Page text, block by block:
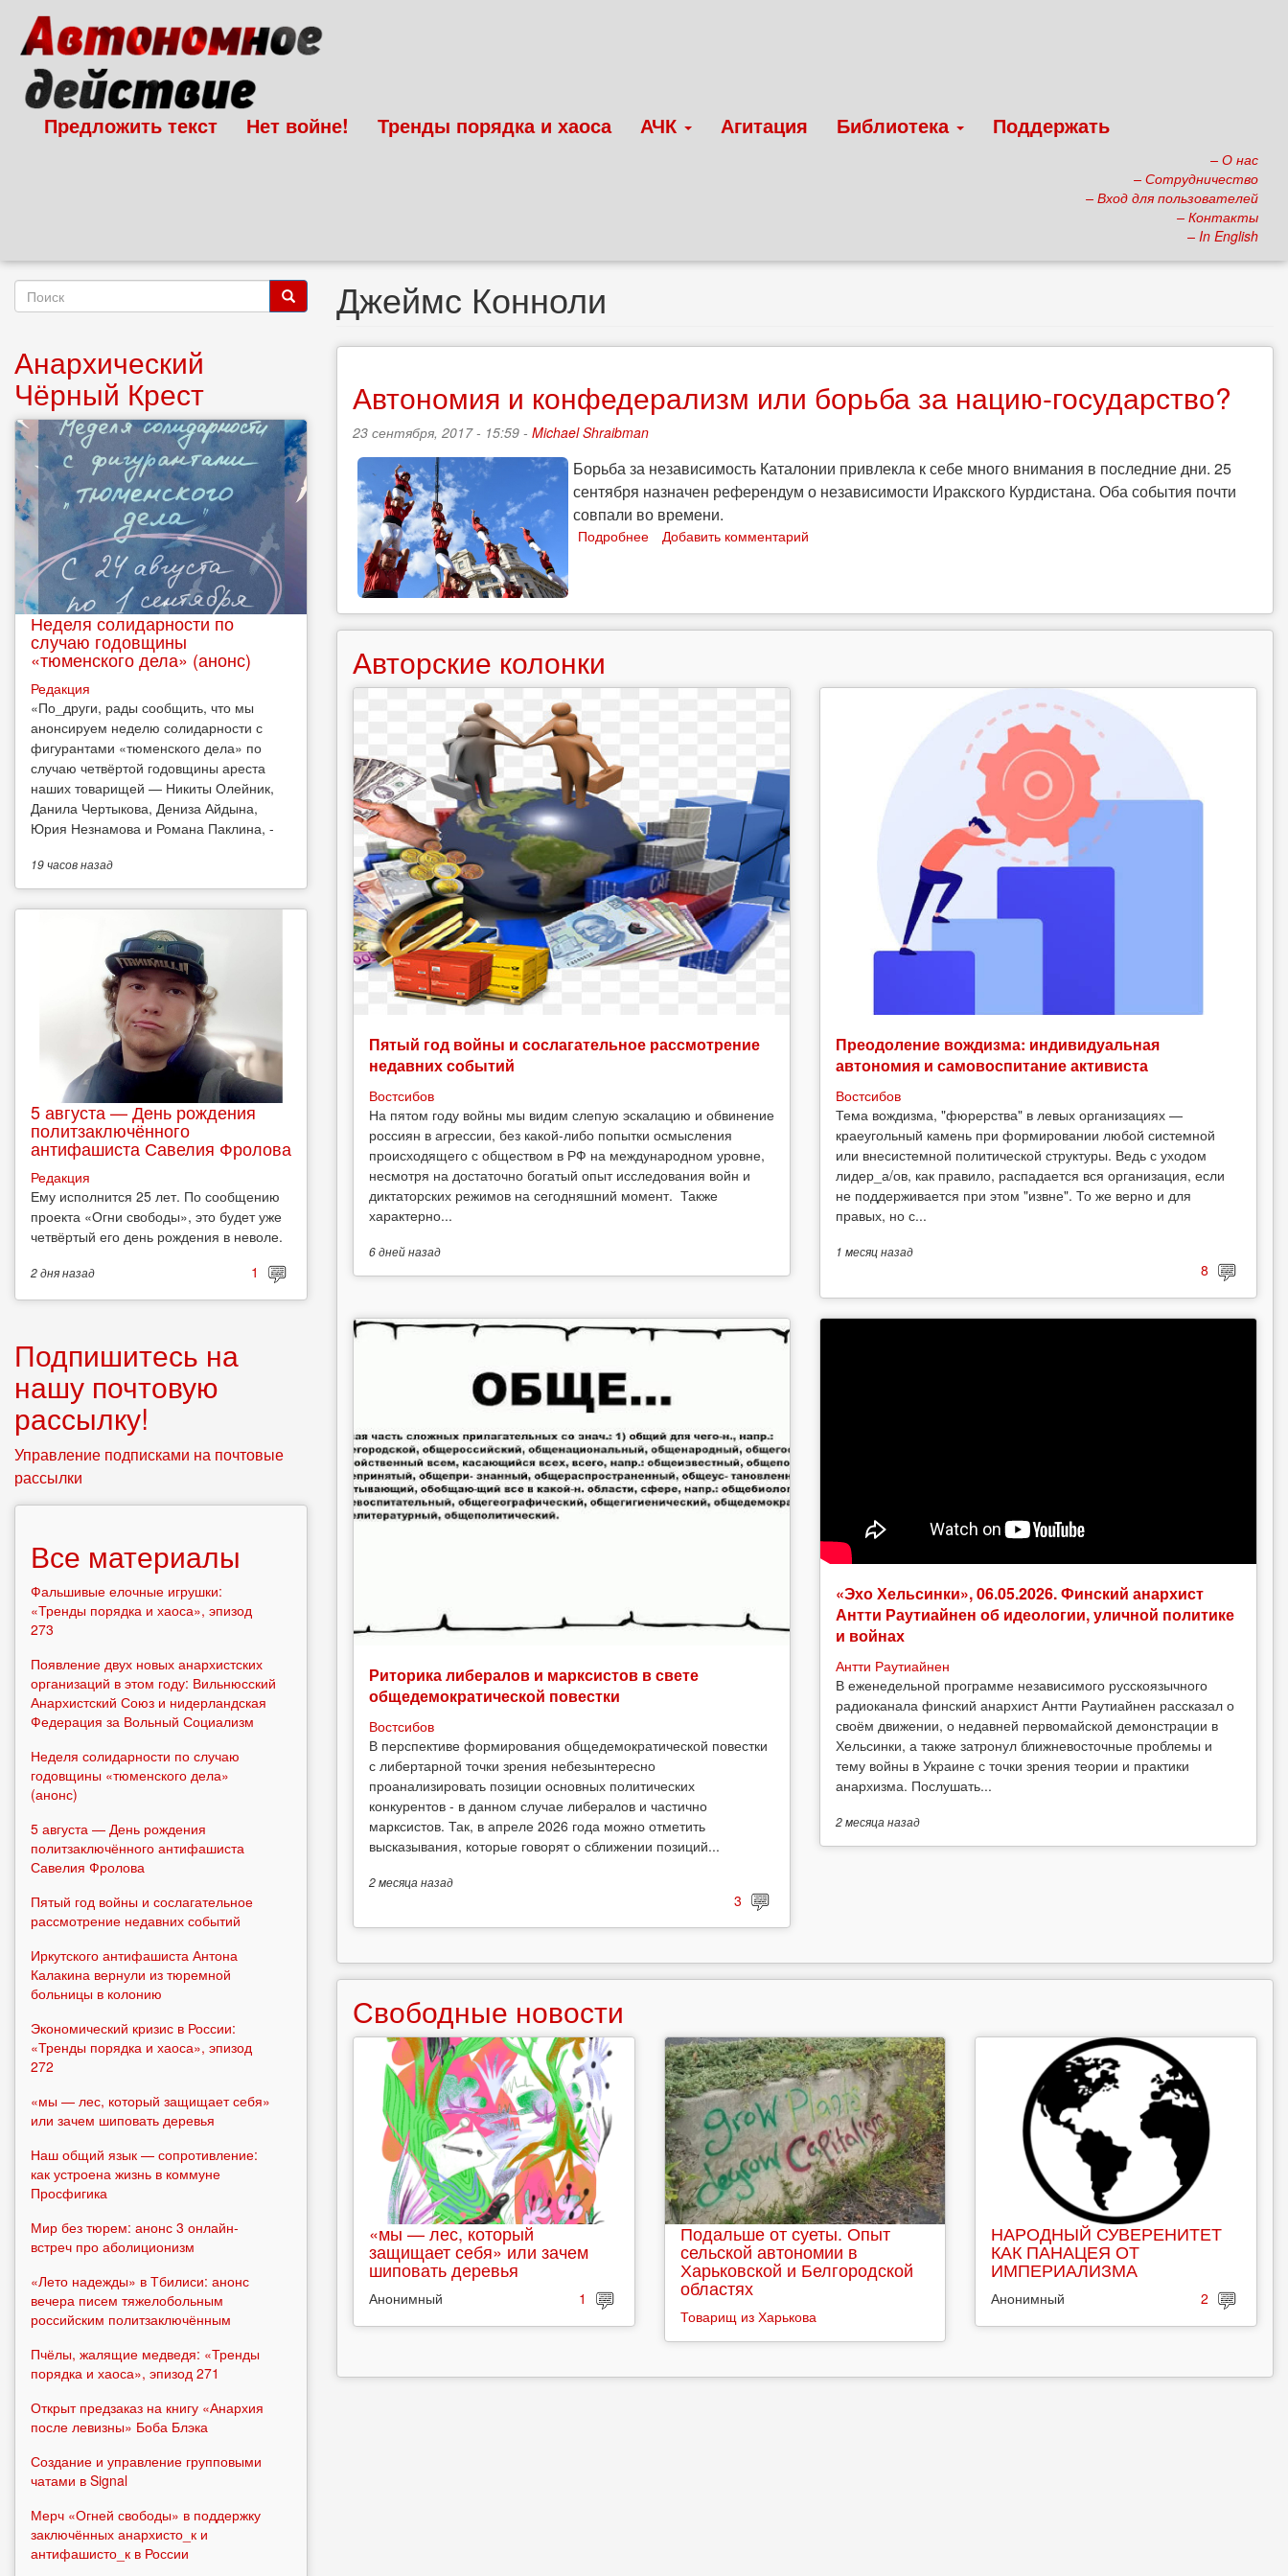
основному
содержанию
Предложить текст Нет войне! Тренды порядка и хаоса АЧК Агитация Библиотека Поддержать
– О нас
– Сотрудничество
– Вход для пользователей
– Контакты
– In English
Джеймс Конноли
Автономия и конфедерализм или борьба за нацию-государство?
23 сентября, 2017 - 15:59 - Michael Shraibman
Борьба за независимость Каталонии привлекла к себе много внимания в последние дни. 25
сентября назначен референдум о независимости Иракского Курдистана. Оба события почти
совпали во времени.
Подробнее
или
борьба
государство?
Добавить комментарий
Авторские колонки
Пятый год войны и сослагательное рассмотрение
недавних событий
Востсибов
На пятом году войны мы видим слепую эскалацию и обвинение
россиян в агрессии, без какой-либо попытки осмысления
происходящего с обществом в РФ на международном уровне,
несмотря на достаточно богатый опыт исследования войн и
диктаторских режимов на сегодняшний момент. Также
характерно...
6 днейназад
Преодоление вождизма: индивидуальная
автономия и самовоспитание активиста
Востсибов
Тема вождизма, "фюрерства" в левых организациях —
краеугольный камень при формировании любой системной
или внесистемной политической структуры. Ведь с уходом
лидер_а/ов, как правило, распадается вся организация, если
не поддерживается при этом "извне". То же верно и для
правых, но с...
1 месяцназад
8
Риторика либералов и марксистов в свете
общедемократической повестки
Востсибов
В перспективе формирования общедемократической повестки
с либертарной точки зрения небезынтересно
проанализировать позиции основных политических
конкурентов - в данном случае либералов и частично
марксистов. Так, в апреле 2026 года можно отметить
высказывания, которые говорят о сближении позиций...
2 месяца назад
3
«Эхо Хельсинки», 06.05.2026. Финский анархист
Антти Раутиайнен об идеологии, уличной политике
и войнах
Антти Раутиайнен
В еженедельной программе независимого русскоязычного
радиоканала финский анархист Антти Раутиайнен рассказал о
своём движении, о недавней первомайской демонстрации в
Хельсинки, а также затронул ближневосточные проблемы и
тему войны в Украине с точки зрения теории и практики
анархизма. Послушать...
2 месяца назад
Свободные новости
«мы — лес, который
защищает себя» или зачем
шиповать деревья
Анонимный 1
Подальше от суеты. Опыт
сельской автономии в
Харьковской и Белгородской
областях
Товарищ из Харькова
НАРОДНЫЙ СУВЕРЕНИТЕТ
КАК ПАНАЦЕЯ ОТ
ИМПЕРИАЛИЗМА
Анонимный 2
Форма
Анархический
Чёрный Крест
Неделя солидарности по
случаю годовщины
«тюменского дела» (анонс)
Редакция
​«По_други, рады сообщить, что мы
анонсируем неделю солидарности с
фигурантами «тюменского дела» по
случаю четвёртой годовщины ареста
наших товарищей — Никиты Олейник,
Данила Чертыкова, Дениза Айдына,
Юрия Незнамова и Романа Паклина, -
19 часовназад
5 августа — День рождения
политзаключённого
антифашиста Савелия Фролова
Редакция
Ему исполнится 25 лет. По сообщению
проекта «Огни свободы», это будет уже
четвёртый его день рождения в неволе.
2 дняназад 1
Подпишитесь на
нашу почтовую
рассылку!
Управление подписками на почтовые
рассылки
Все материалы
Фальшивые елочные игрушки:
«Тренды порядка и хаоса», эпизод
273
Появление двух новых анархистских
организаций в этом году: Вильнюсский
Анархистский Союз и нидерландская
Федерация за Вольный Социализм
Неделя солидарности по случаю
годовщины «тюменского дела»
(анонс)
5 августа — День рождения
политзаключённого антифашиста
Савелия Фролова
Пятый год войны и сослагательное
рассмотрение недавних событий
Иркутского антифашиста Антона
Калакина вернули из тюремной
больницы в колонию
Экономический кризис в России:
«Тренды порядка и хаоса», эпизод
272
«мы — лес, который защищает себя»
или зачем шиповать деревья
Наш общий язык — сопротивление:
как устроена жизнь в коммуне
Просфигика
Мир без тюрем: анонс 3 онлайн-
встреч про аболиционизм
«Лето надежды» в Тбилиси: анонс
вечера писем тяжелобольным
российским политзаключённым
Пчёлы, жалящие медведя: «Тренды
порядка и хаоса», эпизод 271
Открыт предзаказ на книгу «Анархия
после левизны» Боба Блэка
Создание и управление групповыми
чатами в Signal
Мерч «Огней свободы» в поддержку
заключённых анархисто_к и
антифашисто_к в России